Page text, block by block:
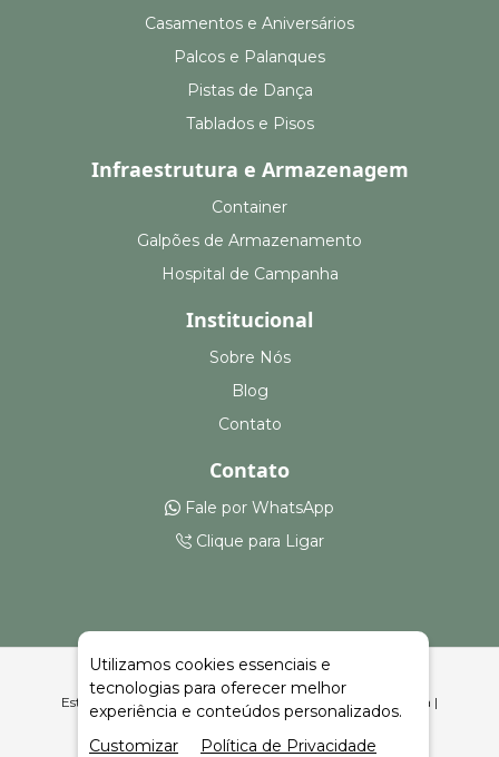
Casamentos e Aniversários
Palcos e Palanques
Pistas de Dança
Tablados e Pisos
Infraestrutura e Armazenagem
Container
Galpões de Armazenamento
Hospital de Campanha
Institucional
Sobre Nós
Blog
Contato
Contato
Fale por WhatsApp
Clique para Ligar
Estruturas para Feiras, Eventos e Armazenagem Princesa |
Celeiro Feiras e Eventos
Utilizamos cookies essenciais e
tecnologias para oferecer melhor
experiência e conteúdos personalizados.
Customizar
Política de Privacidade